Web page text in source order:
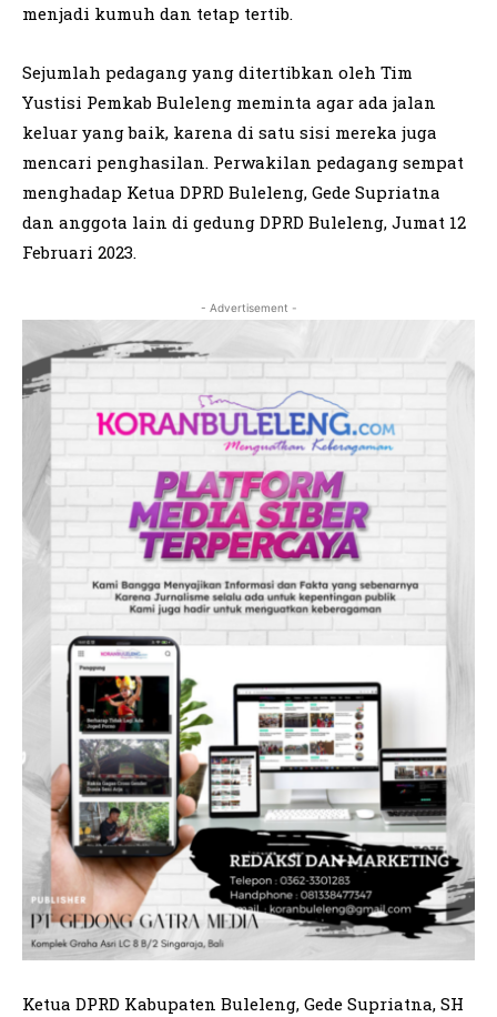
menjadi kumuh dan tetap tertib.
Sejumlah pedagang yang ditertibkan oleh Tim
Yustisi Pemkab Buleleng meminta agar ada jalan
keluar yang baik, karena di satu sisi mereka juga
mencari penghasilan. Perwakilan pedagang sempat
menghadap Ketua DPRD Buleleng, Gede Supriatna
dan anggota lain di gedung DPRD Buleleng, Jumat 12
Februari 2023.
- Advertisement -
Ketua DPRD Kabupaten Buleleng, Gede Supriatna, SH